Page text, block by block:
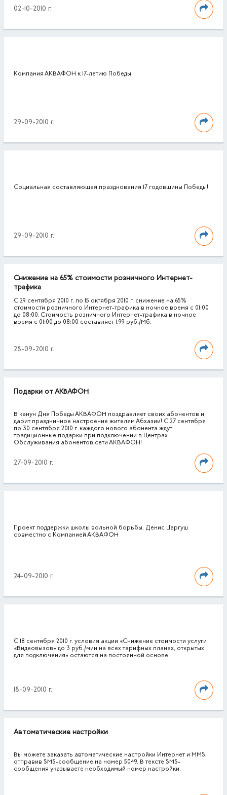
02-10-2010 г.
Компания АКВАФОН к 17-летию Победы
29-09-2010 г.
Социальная составляющая празднования 17 годовщины Победы!
29-09-2010 г.
Снижение на 65% стоимости розничного Интернет-
трафика
С 29 сентября 2010 г. по 15 октября 2010 г. снижение на 65%
стоимости розничного Интернет-трафика в ночное время с 01:00
до 08:00. Стоимость розничного Интернет-трафика в ночное
время с 01:00 до 08:00 составляет 1,99 руб./Мб.
28-09-2010 г.
Подарки от АКВАФОН
В канун Дня Победы АКВАФОН поздравляет своих абонентов и
дарит праздничное настроение жителям Абхазии! С 27 сентября
по 30 сентября 2010 г. каждого нового абонента ждут
традиционные подарки при подключении в Центрах
Обслуживания абонентов сети АКВАФОН!
27-09-2010 г.
Проект поддержки школы вольной борьбы. Денис Царгуш
совместно с Компанией АКВАФОН
24-09-2010 г.
С 18 сентября 2010 г. условия акции «Снижение стоимости услуги
«Видеовызов» до 3 руб./мин на всех тарифных планах, открытых
для подключения» остаются на постоянной основе.
18-09-2010 г.
Автоматические настройки
Вы можете заказать автоматические настройки Интернет и MMS,
отправив SMS-сообщение на номер 5049. В тексте SMS-
сообщения указываете необходимый номер настройки.